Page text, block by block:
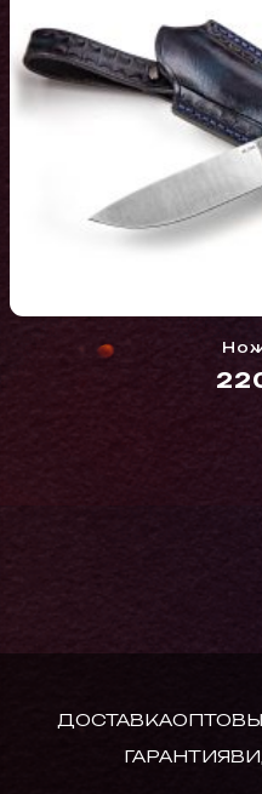
ДОСТАВКА
ГАРАНТИЯ